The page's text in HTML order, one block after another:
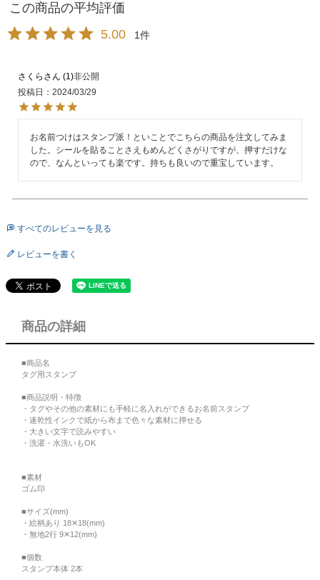
5.00 1
さくら 1 非公開
投稿日
2024/03/29
お名前つけはスタンプ派！といことでこちらの商品を注文してみま
した。シールを貼ることさえもめんどくさがりですが、押すだけな
ので、なんといっても楽です。持ちも良いので重宝しています。
すべてのレビューを見る
レビューを書く
商品の詳細
■商品名
タグ用スタンプ
■商品説明・特徴
・タグやその他の素材にも手軽に名入れができるお名前スタンプ
・速乾性インクで紙から布まで色々な素材に押せる
・大きい文字で読みやすい
・洗濯・水洗いもOK
■素材
ゴム印
■サイズ(mm)
・絵柄あり 18✕18(mm)
・無地2行 9✕12(mm)
■個数
スタンプ本体 2本